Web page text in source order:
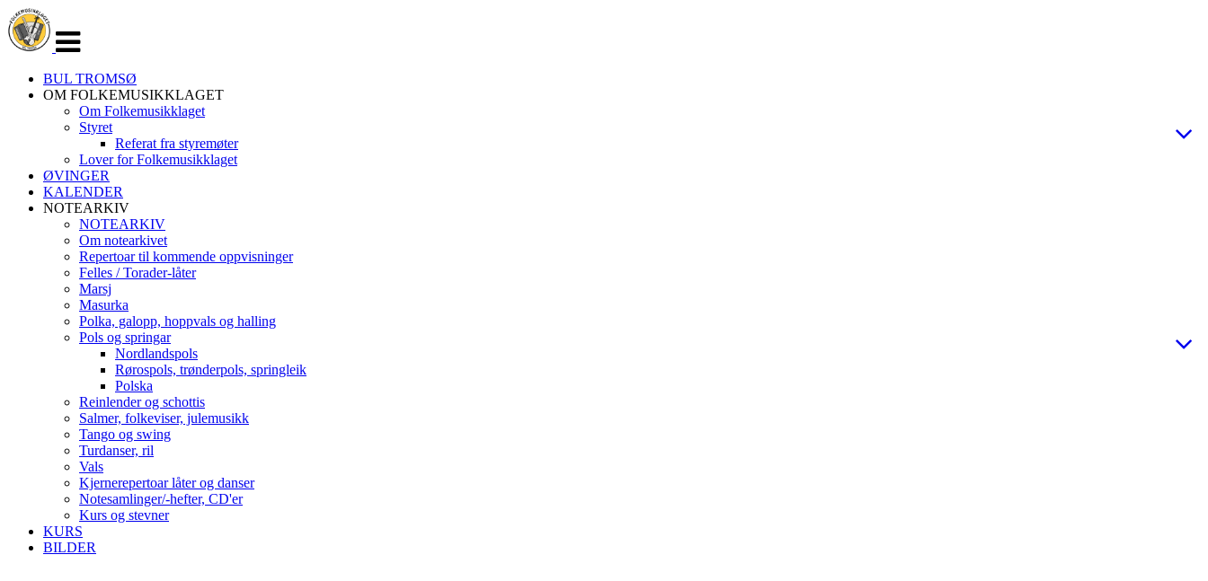
navigasjon
BUL TROMSØ
OM FOLKEMUSIKKLAGET
Om Folkemusikklaget
Styret
Referat fra styremøter
Lover for Folkemusikklaget
ØVINGER
KALENDER
NOTEARKIV
NOTEARKIV
Om notearkivet
Repertoar til kommende oppvisninger
Felles / Torader-låter
Marsj
Masurka
Polka, galopp, hoppvals og halling
Pols og springar
Nordlandspols
Rørospols, trønderpols, springleik
Polska
Reinlender og schottis
Salmer, folkeviser, julemusikk
Tango og swing
Turdanser, ril
Vals
Kjernerepertoar låter og danser
Notesamlinger/-hefter, CD'er
Kurs og stevner
KURS
BILDER